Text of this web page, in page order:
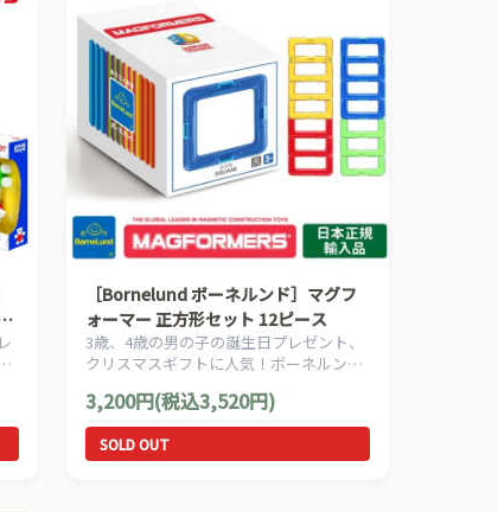
［Bornelund ボーネルンド］マグフ
ォーマー 正方形セット 12ピース
3歳、4歳の男の子の誕生日プレゼント、
クリスマスギフトに人気！ボーネルンド
グ・フォーマー』！ プラス１で遊びが広
がる追加パーツシリーズ。正方形パーツ
だけが入ったセットです。
3,200円(税込3,520円)
SOLD OUT